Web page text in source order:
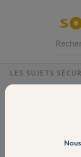
Volet
LES SUJETS
Detecteur
Est il possible
plafond ? Selon quelles